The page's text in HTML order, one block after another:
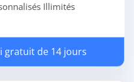
Illimités
gratuit de 14 jours